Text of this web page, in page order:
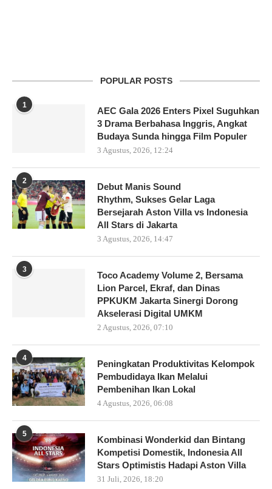
POPULAR POSTS
1
AEC Gala 2026 Enters Pixel Suguhkan
3 Drama Berbahasa Inggris, Angkat
Budaya Sunda hingga Film Populer
3 Agustus, 2026, 12:24
2
Debut Manis Sound
Rhythm, Sukses Gelar Laga
Bersejarah Aston Villa vs Indonesia
All Stars di Jakarta
3 Agustus, 2026, 14:47
3
Toco Academy Volume 2, Bersama
Lion Parcel, Ekraf, dan Dinas
PPKUKM Jakarta Sinergi Dorong
Akselerasi Digital UMKM
2 Agustus, 2026, 07:10
4
Peningkatan Produktivitas Kelompok
Pembudidaya Ikan Melalui
Pembenihan Ikan Lokal
4 Agustus, 2026, 06:08
5
Kombinasi Wonderkid dan Bintang
Kompetisi Domestik, Indonesia All
Stars Optimistis Hadapi Aston Villa
31 Juli, 2026, 18:20